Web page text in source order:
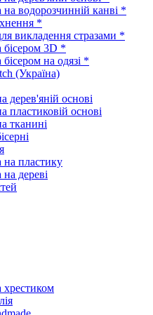
водорозчинній канві *
*
викладення стразами *
3D *
на одязі *
(Україна)
дерев'яній основі
пластиковій основі
тканині
пластику
дереві